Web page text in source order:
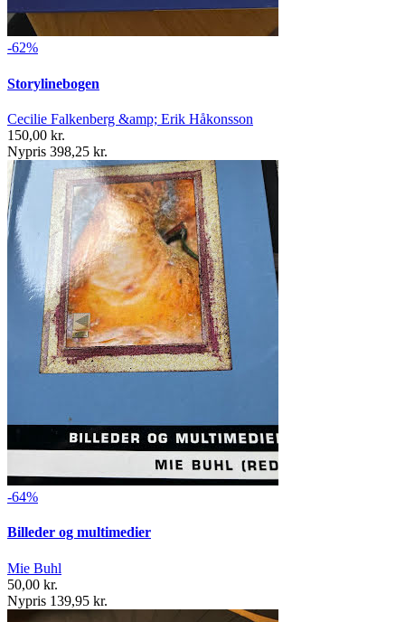
-62%
Storylinebogen
Cecilie Falkenberg &amp; Erik Håkonsson
150,00 kr.
Nypris 398,25 kr.
-64%
Billeder og multimedier
Mie Buhl
50,00 kr.
Nypris 139,95 kr.